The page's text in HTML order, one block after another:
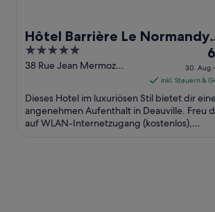
Hôtel Barrière Le Normandy
Deauville
5
out
5
38 Rue Jean Mermoz
30.
inkl. Steuern &
Dieses Hotel im luxuriösen Stil bietet dir
angenehmen Aufenthalt in Deauville. Freu
auf WLAN-Internetzugang (kostenlos),